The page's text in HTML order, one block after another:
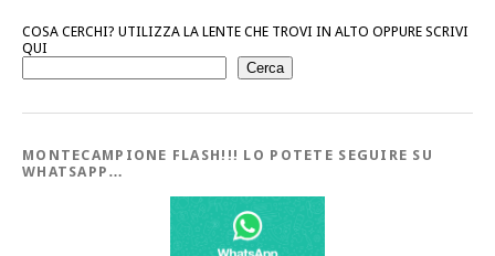
COSA CERCHI? UTILIZZA LA LENTE CHE TROVI IN ALTO OPPURE SCRIVI
QUI
Cerca
MONTECAMPIONE FLASH!!! LO POTETE SEGUIRE SU
WHATSAPP…